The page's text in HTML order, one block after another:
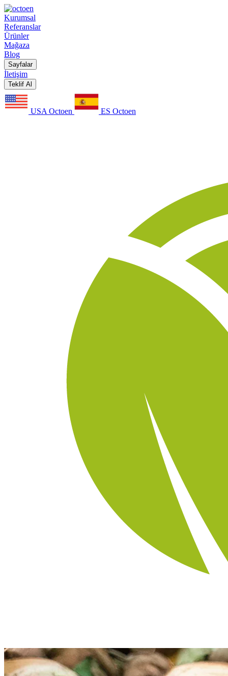
Kurumsal
Referanslar
Ürünler
Mağaza
Blog
Sayfalar
İletişim
Teklif Al
USA Octoen ES Octoen